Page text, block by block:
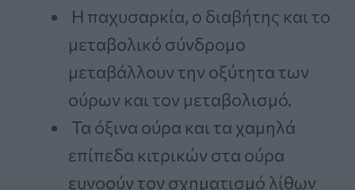
Η παχυσαρκία, ο διαβήτης και το
μεταβολικό σύνδρομο
μεταβάλλουν την οξύτητα των
ούρων και τον μεταβολισμό.
Τα όξινα ούρα και τα χαμηλά
επίπεδα κιτρικών στα ούρα
ευνοούν τον σχηματισμό λίθων